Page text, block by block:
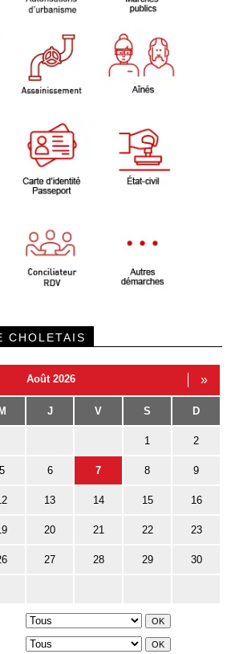
CHOLETAIS
Août 2026 »
M J V S D
1 2
5 6 7 8 9
13 14 15 16
20 21 22 23
27 28 29 30